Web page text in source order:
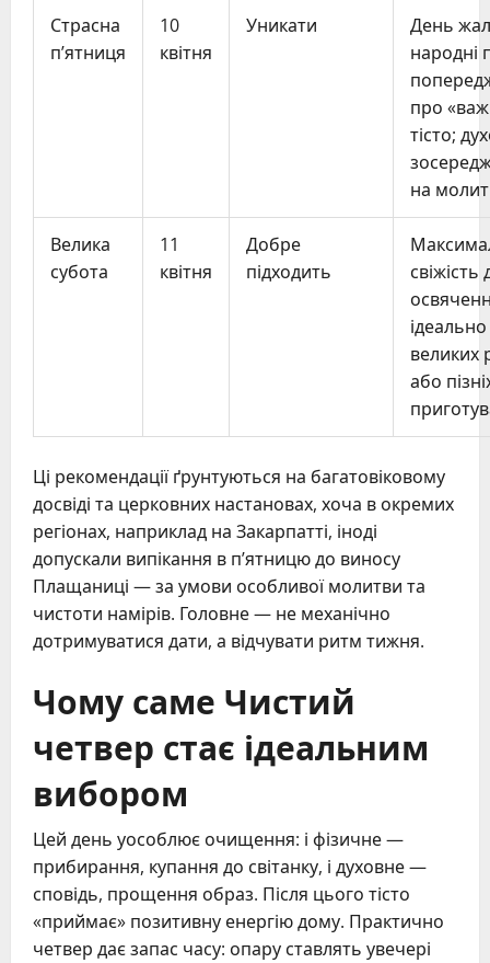
Страсна
п’ятниця
10
квітня
Уникати
День
народні
про
тісто;
на
Велика
субота
11
квітня
Добре
підходить
свіжість
великих
або
Ці рекомендації ґрунтуються на багатовіковому
досвіді та церковних настановах, хоча в окремих
регіонах, наприклад на Закарпатті, іноді
допускали випікання в п’ятницю до виносу
Плащаниці — за умови особливої молитви та
чистоти намірів. Головне — не механічно
дотримуватися дати, а відчувати ритм тижня.
Чому саме Чистий
четвер стає ідеальним
вибором
Цей день уособлює очищення: і фізичне —
прибирання, купання до світанку, і духовне —
сповідь, прощення образ. Після цього тісто
«приймає» позитивну енергію дому. Практично
четвер дає запас часу: опару ставлять увечері